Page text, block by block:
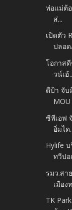
พ่อแม่ต้
ส่...
เปิดตัว
ปลอด
โอกาส
วน์เฮ้
ดีป้า จับ
MOU
ซีพีเอฟ
อิ่มได
Hylife
ทวีปอ
รมว.สา
เมือง
TK